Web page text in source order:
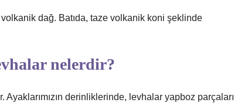
dağ. Batıda, taze volkanik koni şeklinde
nelerdir?
derinliklerinde, levhalar yapboz parçaları